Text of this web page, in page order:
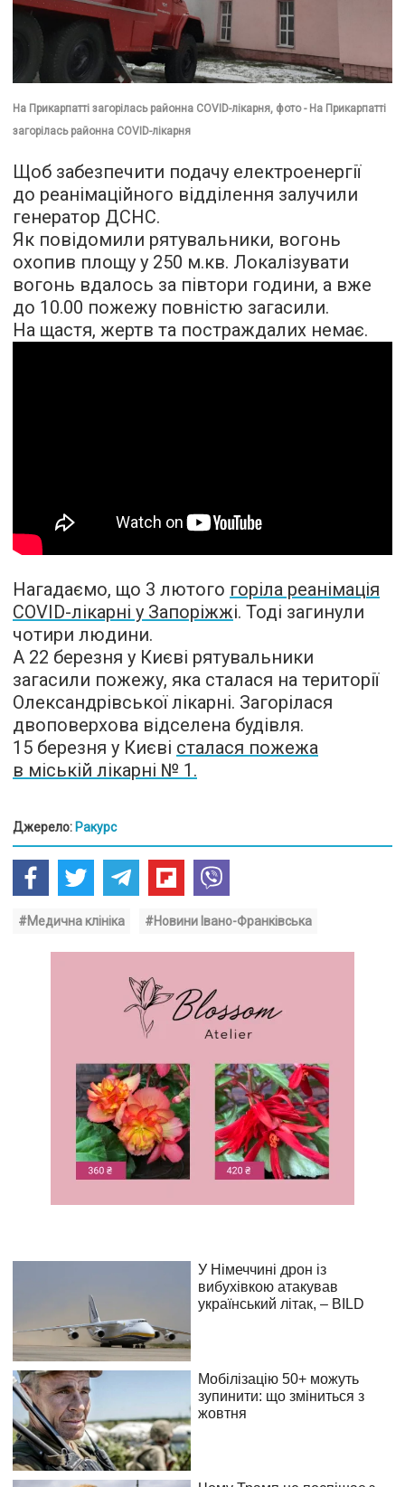
На Прикарпатті загорілась районна COVID-лікарня, фото - На Прикарпатті
загорілась районна COVID-лікарня
Щоб забезпечити подачу електроенергії
до реанімаційного відділення залучили
генератор ДСНС.
Як повідомили рятувальники, вогонь
охопив площу у 250 м.кв. Локалізувати
вогонь вдалось за півтори години, а вже
до 10.00 пожежу повністю загасили.
На щастя, жертв та постраждалих немає.
Нагадаємо, що 3 лютого горіла реанімація
COVID-лікарні у Запоріжжі. Тоді загинули
чотири людини.
А 22 березня у Києві рятувальники
загасили пожежу, яка сталася на території
Олександрівської лікарні. Загорілася
двоповерхова відселена будівля.
15 березня у Києві сталася пожежа
в міській лікарні № 1.
Джерело: Ракурс
#Медична клініка #Новини Івано-Франківська